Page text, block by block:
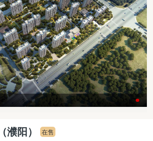
濮阳） 在售